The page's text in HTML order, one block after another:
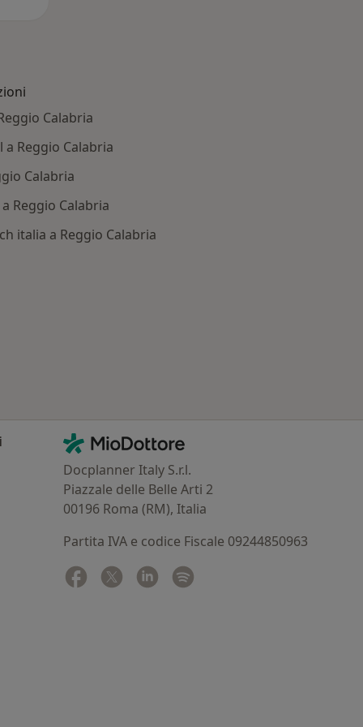
Calabria
Reggio Calabria
Calabria
Reggio Calabria
italia a Reggio Calabria
Contatti
MioDottore - Homepage
Docplanner Italy S.r.l.
Piazzale delle Belle Arti 2
00196 Roma (RM), Italia
Partita IVA e codice Fiscale 09244850963
Facebook
si apre in una nuova scheda
Twitter
si apre in una nuova scheda
Linkedin
si apre in una nuova scheda